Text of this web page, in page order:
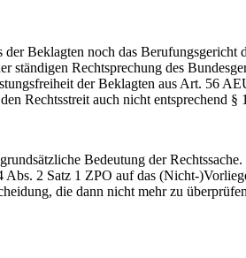
noch das Berufungsgericht
Rechtsprechung des
der Beklagten aus Art. 56
Rechtsstreit auch nicht entsprechend §
Bedeutung der Rechtssache.
2 Satz 1 ZPO auf das (Nicht-
die dann nicht mehr zu